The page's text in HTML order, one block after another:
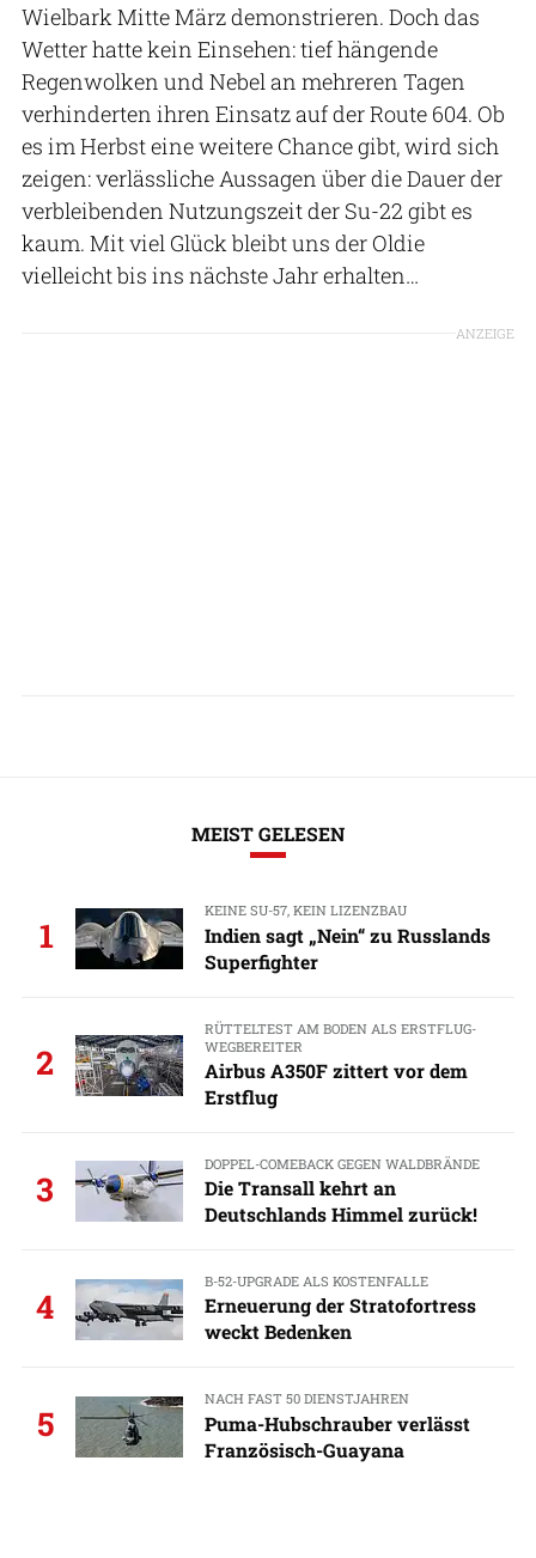
Wielbark Mitte März demonstrieren. Doch das
Wetter hatte kein Einsehen: tief hängende
Regenwolken und Nebel an mehreren Tagen
verhinderten ihren Einsatz auf der Route 604. Ob
es im Herbst eine weitere Chance gibt, wird sich
zeigen: verlässliche Aussagen über die Dauer der
verbleibenden Nutzungszeit der Su-22 gibt es
kaum. Mit viel Glück bleibt uns der Oldie
vielleicht bis ins nächste Jahr erhalten…
ANZEIGE
MEIST GELESEN
1
KEINE SU-57, KEIN LIZENZBAU
Indien sagt „Nein“ zu Russlands
Superfighter
2
RÜTTELTEST AM BODEN ALS ERSTFLUG-
WEGBEREITER
Airbus A350F zittert vor dem
Erstflug
3
DOPPEL-COMEBACK GEGEN WALDBRÄNDE
Die Transall kehrt an
Deutschlands Himmel zurück!
4
B-52-UPGRADE ALS KOSTENFALLE
Erneuerung der Stratofortress
weckt Bedenken
5
NACH FAST 50 DIENSTJAHREN
Puma-Hubschrauber verlässt
Französisch-Guayana